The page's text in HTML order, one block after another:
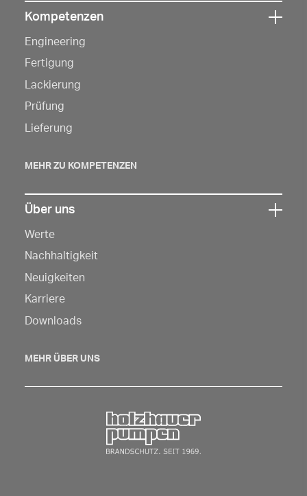
Klicken
Sie
hier,
um
die
Kompetenzen
Engineering
Fertigung
Lackierung
Prüfung
Lieferung
MEHR ZU KOMPETENZEN
Sie
hier,
um
die
Über uns
Werte
Nachhaltigkeit
Neuigkeiten
Karriere
Downloads
MEHR ÜBER UNS
Zurück zur Startseite